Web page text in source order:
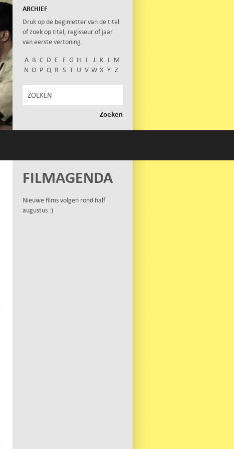
ARCHIEF
Druk op de beginletter van de titel
of zoek op titel, regisseur of jaar
van eerste vertoning.
A B C D E F G H I J K L M
N O P Q R S T U V W X Y Z
FILMAGENDA
Nieuwe films volgen rond half
augustus :)